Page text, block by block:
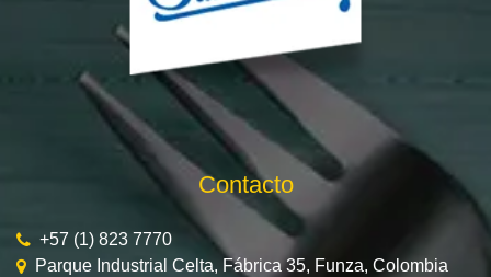
Contacto
+57 (1) 823 7770
Parque Industrial Celta, Fábrica 35, Funza, Colombia